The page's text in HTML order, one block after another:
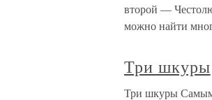
второй —
можно найти
Три шкуры
Три шкуры